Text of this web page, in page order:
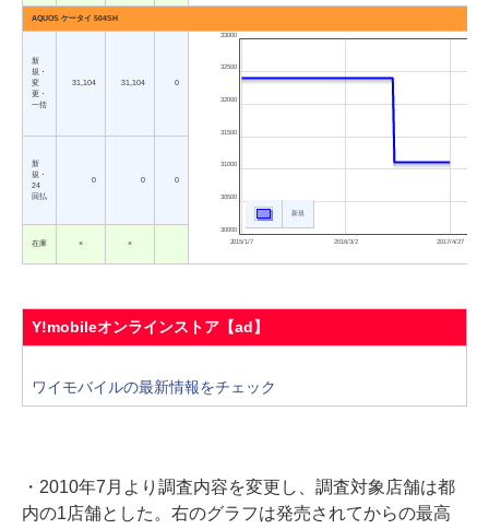
AQUOS ケータイ 504SH
新
規・
変
更・
一括
31,104 31,104 0
2015/1/7 2016/3/2 2017/4/27
30000
30500
31000
31500
32000
32500
33000
新規
新
規・
24
回払
0 0 0
在庫 × ×
Y!mobileオンラインストア【ad】
ワイモバイルの最新情報をチェック
・2010年7月より調査内容を変更し、調査対象店舗は都
内の1店舗とした。右のグラフは発売されてからの最高